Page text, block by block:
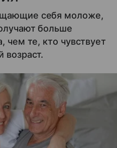
себя моложе,
больше
чем те, кто чувствует
возраст.